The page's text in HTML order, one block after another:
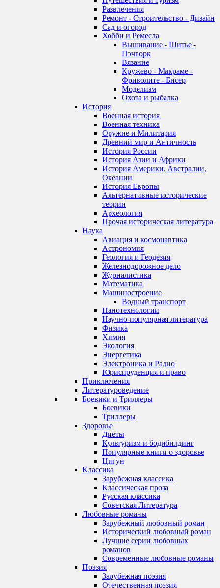
Развлечения
Ремонт - Строительство - Дизайн
Сад и огород
Хобби и Ремесла
Вышивание - Шитье -
Пэчворк
Вязание
Кружево - Макраме -
Фриволите - Бисер
Моделизм
Охота и рыбалка
История
Военная история
Военная техника
Оружие и Милитария
Древний мир и Античность
История России
История Азии и Африки
История Америки, Австралии,
Океании
История Европы
Альтернативные исторические
теории
Археология
Прочая историческая литература
Наука
Авиация и космонавтика
Астрономия
Геология и Геодезия
Железнодорожное дело
Журналистика
Математика
Машиностроение
Водный транспорт
Нанотехнологии
Научно-популярная литература
Физика
Химия
Экология
Энергетика
Электроника и Радио
Юриспруденция и право
Приключения
Литературоведение
Боевики и Триллеры
Боевики
Триллеры
Здоровье
Диеты
Культуризм и бодибилдинг
Популярные книги о здоровье
Цигун
Классика
Зарубежная классика
Классическая проза
Русская классика
Советская Литература
Любовные романы
Зарубежный любовный роман
Исторический любовный роман
Лучшие серии любовных
романов
Современные любовные романы
Поэзия
Зарубежная поэзия
Отечественная поэзия